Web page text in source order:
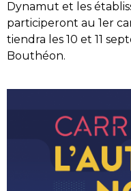
Dynamut et les
participeront au 1er
tiendra les 10 et 11
Bouthéon.